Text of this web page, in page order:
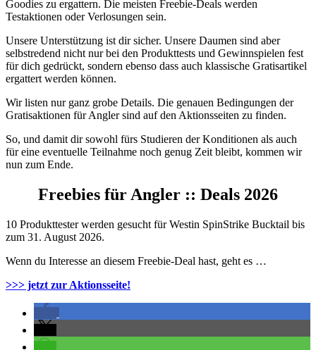
Goodies zu ergattern. Die meisten Freebie-Deals werden
Testaktionen oder Verlosungen sein.
Unsere Unterstützung ist dir sicher. Unsere Daumen sind aber
selbstredend nicht nur bei den Produkttests und Gewinnspielen fest
für dich gedrückt, sondern ebenso dass auch klassische Gratisartikel
ergattert werden können.
Wir listen nur ganz grobe Details. Die genauen Bedingungen der
Gratisaktionen für Angler sind auf den Aktionsseiten zu finden.
So, und damit dir sowohl fürs Studieren der Konditionen als auch
für eine eventuelle Teilnahme noch genug Zeit bleibt, kommen wir
nun zum Ende.
Freebies für Angler :: Deals 2026
10 Produkttester werden gesucht für Westin SpinStrike Bucktail bis
zum 31. August 2026.
Wenn du Interesse an diesem Freebie-Deal hast, geht es …
>>> jetzt zur Aktionsseite!